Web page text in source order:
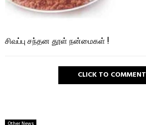
சிவப்பு சந்தன தூள் நன்மைகள் !
CLICK TO COMMENT
Other News